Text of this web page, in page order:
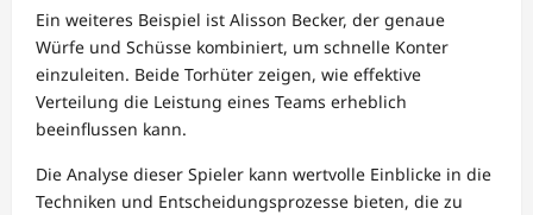
Ein weiteres Beispiel ist Alisson Becker, der genaue
Würfe und Schüsse kombiniert, um schnelle Konter
einzuleiten. Beide Torhüter zeigen, wie effektive
Verteilung die Leistung eines Teams erheblich
beeinflussen kann.
Die Analyse dieser Spieler kann wertvolle Einblicke in die
Techniken und Entscheidungsprozesse bieten, die zu